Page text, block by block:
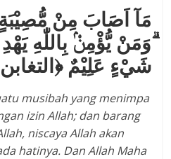
مَآ اَصَابَ مِنْ مُّصِيْبَةٍ
ۗوَمَنْ يُّؤْمِنْۢ بِاللّٰهِ
شَيْءٍ عَلِيْمٌ ﴿التغابن :
musibah yang menimpa
izin Allah; dan barang
niscaya Allah akan
hatinya. Dan Allah Maha